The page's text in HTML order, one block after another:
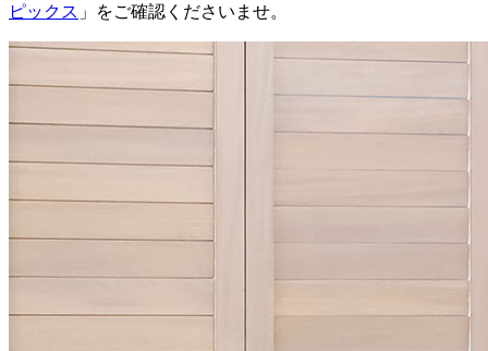
ピックス 」をご確認くださいませ。